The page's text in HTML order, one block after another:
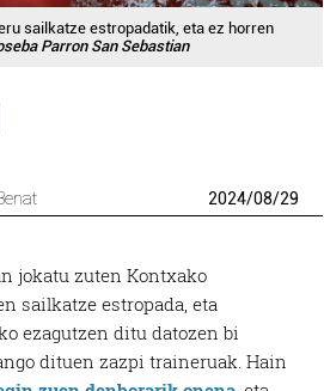
sailkatze estropadatik, eta ez horren
Parron San Sebastian
2024/08/29
jokatu zuten Kontxako
sailkatze estropada, eta
ezagutzen ditu datozen bi
dituen zazpi traineruak. Hain